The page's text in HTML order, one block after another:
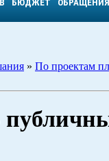
БЮДЖЕТ ОБРАЩЕНИЯ
» По проектам